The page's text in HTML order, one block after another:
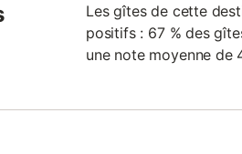
Les gîtes de cette
positifs : 67 % des
une note moyenne de